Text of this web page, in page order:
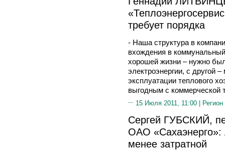
требует порядка
- Наша структура в
вхождения в
хорошей жизни – нужно
электроэнергии, с другой
эксплуатации теплового
выгодным с коммерческой
15 Июля 2011, 11:00 | Регион
Сергей ГУБСКИЙ,
ОАО «Сахаэнерго»:
менее затратной